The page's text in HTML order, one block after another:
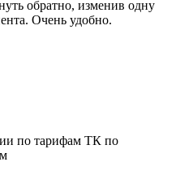
обратно, изменив одну
Очень удобно.
по тарифам ТК по